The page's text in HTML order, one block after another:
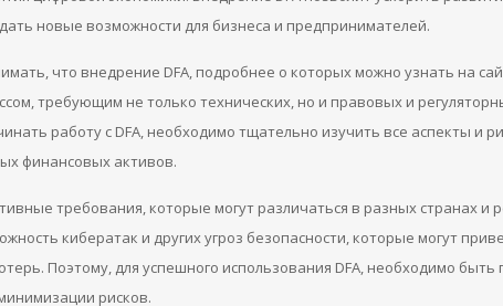
новые возможности для бизнеса и предпринимателей.
что внедрение DFA, подробнее о которых можно узнать на
требующим не только технических, но и правовых и
работу с DFA, необходимо тщательно изучить все аспекты и
финансовых активов.
требования, которые могут различаться в разных странах и
кибератак и других угроз безопасности, которые могут
Поэтому, для успешного использования DFA, необходимо быть
рисков.